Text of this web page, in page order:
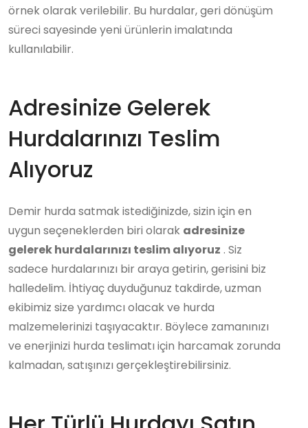
örnek olarak verilebilir. Bu hurdalar, geri dönüşüm
süreci sayesinde yeni ürünlerin imalatında
kullanılabilir.
Adresinize Gelerek
Hurdalarınızı Teslim
Alıyoruz
Demir hurda satmak istediğinizde, sizin için en
uygun seçeneklerden biri olarak adresinize
gelerek hurdalarınızı teslim alıyoruz . Siz
sadece hurdalarınızı bir araya getirin, gerisini biz
halledelim. İhtiyaç duyduğunuz takdirde, uzman
ekibimiz size yardımcı olacak ve hurda
malzemelerinizi taşıyacaktır. Böylece zamanınızı
ve enerjinizi hurda teslimatı için harcamak zorunda
kalmadan, satışınızı gerçekleştirebilirsiniz.